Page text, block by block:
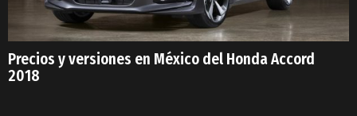
Precios y versiones en México del Honda Accord
2018